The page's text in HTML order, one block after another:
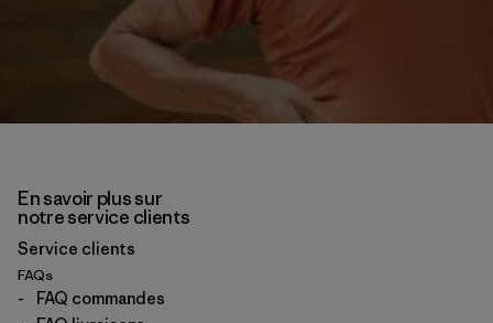
En savoir plus sur
notre service clients
Service clients
FAQs
-
FAQ commandes